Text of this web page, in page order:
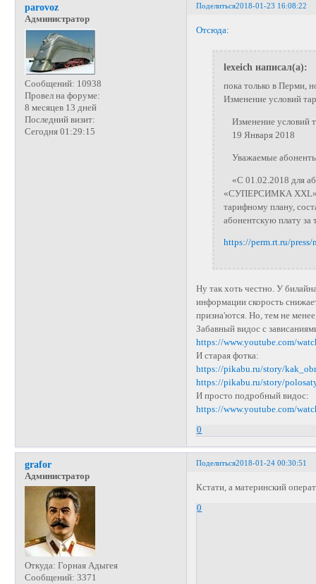
Поделиться2018-01-23 16:08:22
parovoz
Администратор
Сообщений: 10938
Провел на форуме:
8 месяцев 13 дней
Последний визит:
Сегодня 01:29:15
Отсюда:
lexeich написал(а):
пока только в Перми,
Изменение условий
Изменение
19 Января 2018
Уважаемые
«С 01.02.2018 для
«СУПЕРСИМКА XXL»
тарифному плану,
абонентскую плату
https://perm.rt.ru/press/
Ну так хоть честно. У
информации скорость
призна'ются. Но, тем не
Забавный видос с
https://www.youtube.com/
И старая фотка:
https://pikabu.ru/story/
https://pikabu.ru/story/
И просто подробный видос:
https://www.youtube.com/
0
Поделиться2018-01-24 00:30:51
grafor
Администратор
Откуда: Горная Адыгея
Сообщений: 3371
Кстати, а материнский
0